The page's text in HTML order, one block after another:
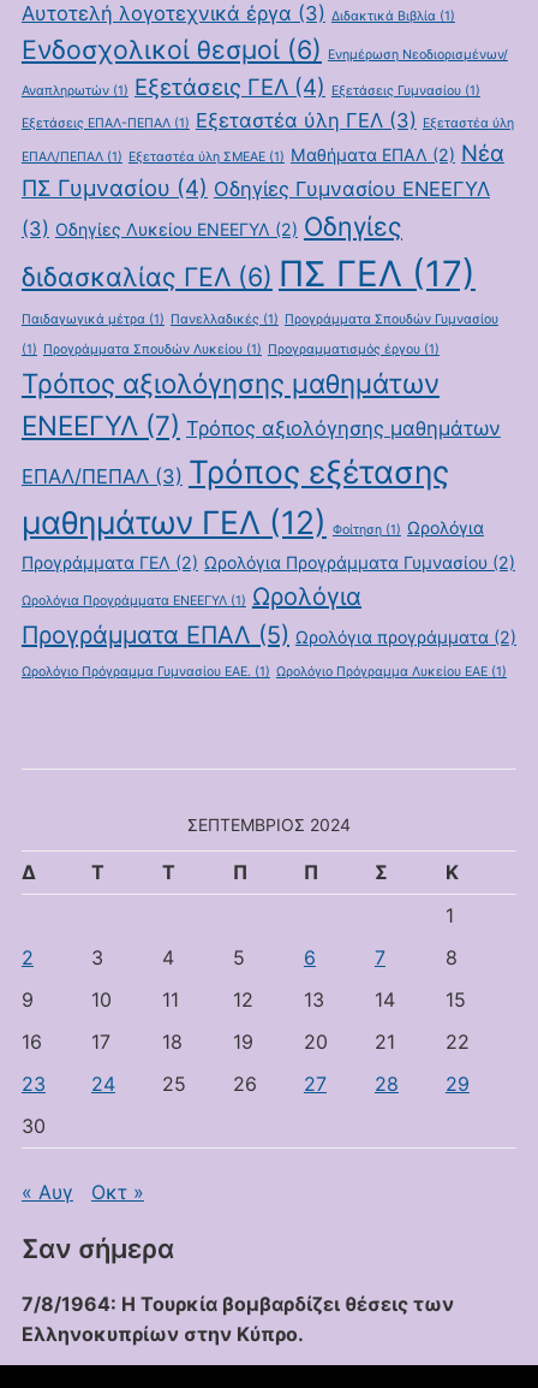
Αυτοτελή λογοτεχνικά έργα (3) Διδακτικά Βιβλία(1)
Ενδοσχολικοί θεσμοί(6) Ενημέρωση Νεοδιορισμένων/
Αναπληρωτών(1) Εξετάσεις ΓΕΛ(4) Εξετάσεις Γυμνασίου(1)
Εξετάσεις ΕΠΑΛ-ΠΕΠΑΛ(1) Εξεταστέα ύλη ΓΕΛ(3) Εξεταστέα ύλη
ΕΠΑΛ/ΠΕΠΑΛ(1) Εξεταστέα ύλη ΣΜΕΑΕ(1) Μαθήματα ΕΠΑΛ (2) Νέα
ΠΣ Γυμνασίου (4) Οδηγίες Γυμνασίου ΕΝΕΕΓΥΛ
(3) Οδηγίες Λυκείου ΕΝΕΕΓΥΛ (2) Οδηγίες
διδασκαλίας ΓΕΛ(6) ΠΣ ΓΕΛ (17)
Παιδαγωγικά μέτρα(1) Πανελλαδικές (1) Προγράμματα Σπουδών Γυμνασίου
(1) Προγράμματα Σπουδών Λυκείου(1) Προγραμματισμός έργου(1)
Τρόπος αξιολόγησης μαθημάτων
ΕΝΕΕΓΥΛ (7) Τρόπος αξιολόγησης μαθημάτων
ΕΠΑΛ/ΠΕΠΑΛ(3) Τρόπος εξέτασης
μαθημάτων ΓΕΛ (12) Φοίτηση(1) Ωρολόγια
Προγράμματα ΓΕΛ (2) Ωρολόγια Προγράμματα Γυμνασίου(2)
Ωρολόγια Προγράμματα ΕΝΕΕΓΥΛ(1) Ωρολόγια
Προγράμματα ΕΠΑΛ (5) Ωρολόγια προγράμματα (2)
Ωρολόγιο Πρόγραμμα Γυμνασίου ΕΑΕ. (1) Ωρολόγιο Πρόγραμμα Λυκείου ΕΑΕ(1)
ΣΕΠΤΈΜΒΡΙΟΣ 2024
Δ Τ Τ Π Π Σ
Κ
1
2
3 4 5 6 7
8
9
10 11 12 13 14
15
16
17 18 19 20 21
22
23
24 25 26 27 28
29
30
« Αυγ Οκτ »
Σαν σήμερα
7/8/1964: Η Τουρκία βομβαρδίζει θέσεις των
Ελληνοκυπρίων στην Κύπρο.